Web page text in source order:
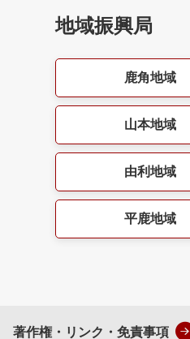
地域振興局
鹿角地域
山本地域
由利地域
平鹿地域
著作権・リンク・免責事項